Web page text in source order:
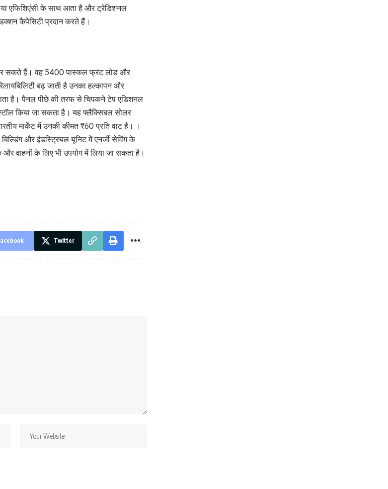
एफिशिएंसी के साथ आता है और ट्रेडिशनल
कैपेसिटी प्रदान करते हैं।
कर सकते हैं। वह 5400 पास्कल फ्रंट लोड और
बढ़ जाती है उनका हल्कापन और
है। पैनल पीछे की तरफ से चिपकने टेप एडिशनल
किया जा सकता है। यह फ्लैक्सिबल सोलर
मार्केट में उनकी कीमत ₹60 प्रति वाट है। ।
और इंडस्ट्रियल यूनिट में एनर्जी सेविंग के
वाहनों के लिए भी उपयोग में लिया जा सकता है।
Twitter